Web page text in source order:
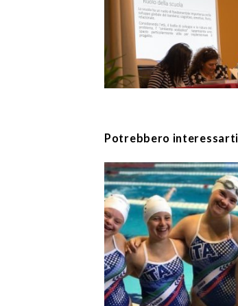
Potrebbero interessarti